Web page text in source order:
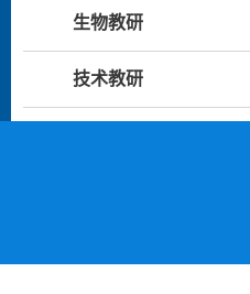
生物教研
技术教研